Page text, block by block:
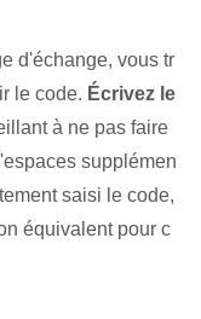
d'échange, vous tr
le code. Écrivez le
à ne pas faire
supplémen
saisi le code,
équivalent pour c